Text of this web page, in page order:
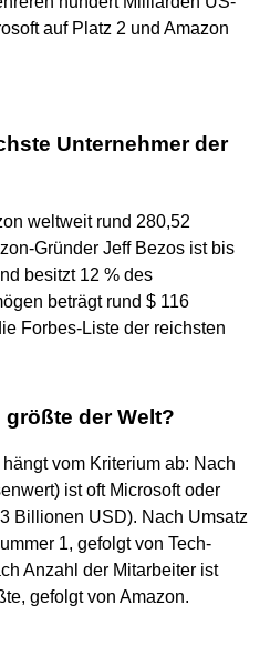
auf Platz 2 und Amazon
Unternehmer der
weltweit rund 280,52
Gründer Jeff Bezos ist bis
besitzt 12 % des
beträgt rund $ 116
Forbes-Liste der reichsten
der Welt?
vom Kriterium ab: Nach
ist oft Microsoft oder
Billionen USD). Nach Umsatz
1, gefolgt von Tech-
Anzahl der Mitarbeiter ist
gefolgt von Amazon.